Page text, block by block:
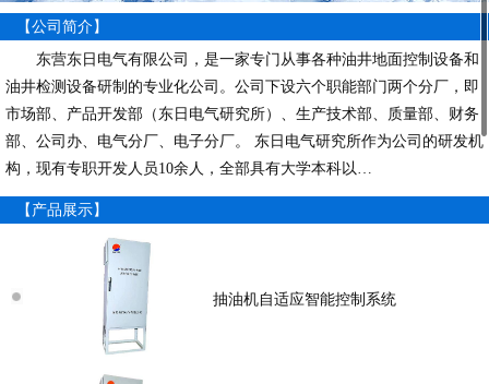
【公司简介】
东营东日电气有限公司，是一家专门从事各种油井地面控制设备和
油井检测设备研制的专业化公司。公司下设六个职能部门两个分厂，即
市场部、产品开发部（东日电气研究所）、生产技术部、质量部、财务
部、公司办、电气分厂、电子分厂。 东日电气研究所作为公司的研发机
构，现有专职开发人员10余人，全部具有大学本科以…
【产品展示】
抽油机自适应智能控制系统